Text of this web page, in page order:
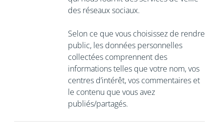
des réseaux sociaux.
Selon ce que vous choisissez de rendre
public, les données personnelles
collectées comprennent des
informations telles que votre nom, vos
centres d’intérêt, vos commentaires et
le contenu que vous avez
publiés/partagés.